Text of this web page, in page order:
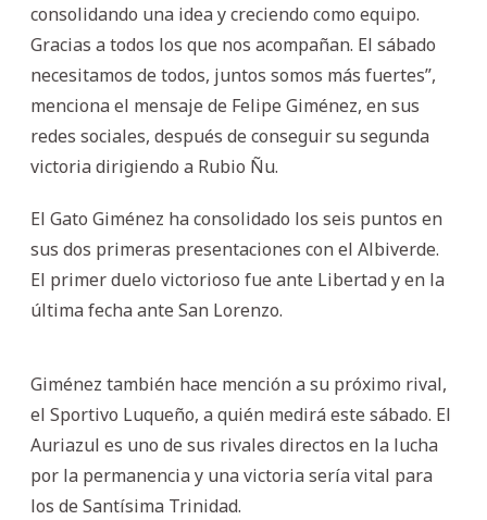
consolidando una idea y creciendo como equipo.
Gracias a todos los que nos acompañan. El sábado
necesitamos de todos, juntos somos más fuertes”,
menciona el mensaje de Felipe Giménez, en sus
redes sociales, después de conseguir su segunda
victoria dirigiendo a Rubio Ñu.
El Gato Giménez ha consolidado los seis puntos en
sus dos primeras presentaciones con el Albiverde.
El primer duelo victorioso fue ante Libertad y en la
última fecha ante San Lorenzo.
Giménez también hace mención a su próximo rival,
el Sportivo Luqueño, a quién medirá este sábado. El
Auriazul es uno de sus rivales directos en la lucha
por la permanencia y una victoria sería vital para
los de Santísima Trinidad.